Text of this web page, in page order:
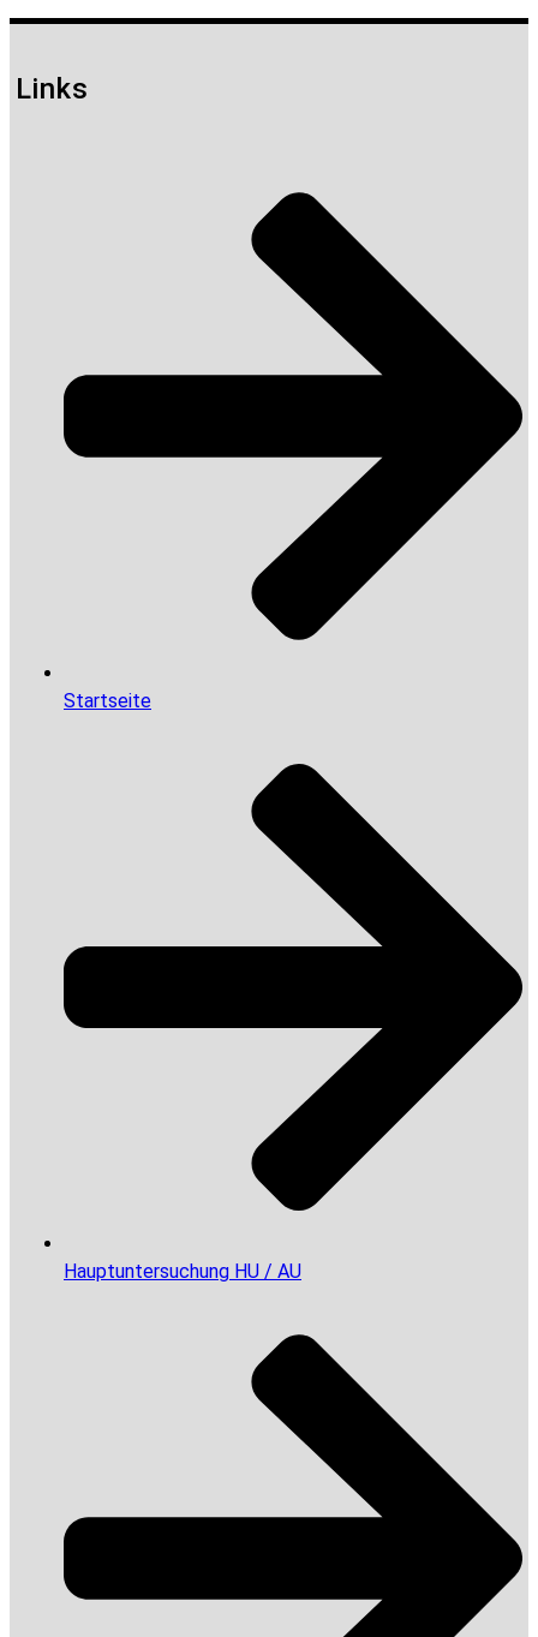
Links
Startseite
Hauptuntersuchung HU / AU